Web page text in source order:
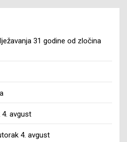
31 godine od zločina
avgust
4. avgust